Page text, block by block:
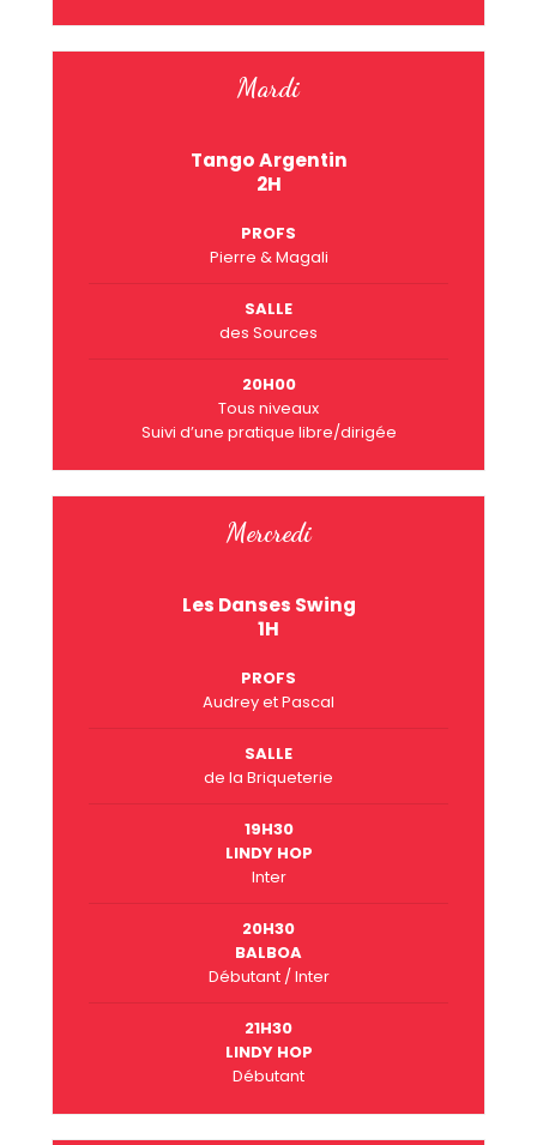
Mardi
Tango Argentin
2H
PROFS
Pierre & Magali
SALLE
des Sources
20H00
Tous niveaux
Suivi d’une pratique libre/dirigée
Mercredi
Les Danses Swing
1H
PROFS
Audrey et Pascal
SALLE
de la Briqueterie
19H30
LINDY HOP
Inter
20H30
BALBOA
Débutant / Inter
21H30
LINDY HOP
Débutant